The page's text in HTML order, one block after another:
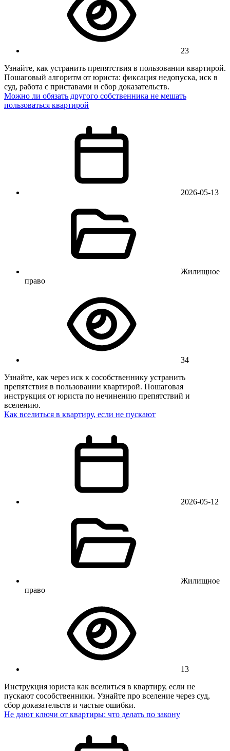
23
Узнайте, как устранить препятствия в пользовании квартирой.
Пошаговый алгоритм от юриста: фиксация недопуска, иск в
суд, работа с приставами и сбор доказательств.
Можно ли обязать другого собственника не мешать
пользоваться квартирой
2026-05-13
Жилищное
право
34
Узнайте, как через иск к сособственнику устранить
препятствия в пользовании квартирой. Пошаговая
инструкция от юриста по нечинению препятствий и
вселению.
Как вселиться в квартиру, если не пускают
2026-05-12
Жилищное
право
13
Инструкция юриста как вселиться в квартиру, если не
пускают сособственники. Узнайте про вселение через суд,
сбор доказательств и частые ошибки.
Не дают ключи от квартиры: что делать по закону